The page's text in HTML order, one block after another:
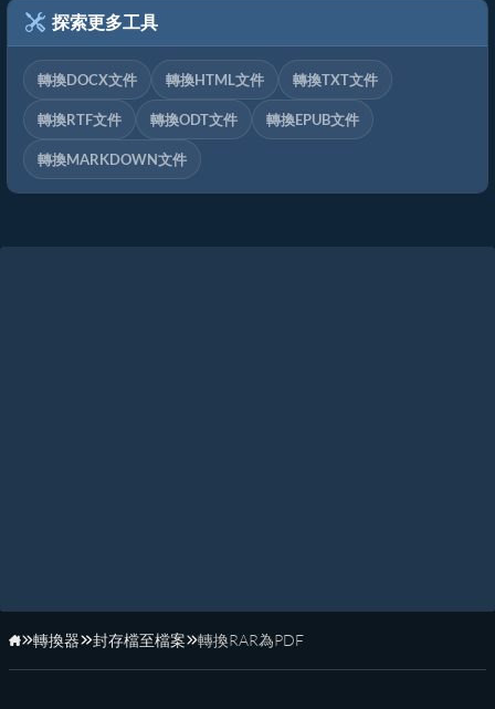
探索更多工具
轉換DOCX文件 轉換HTML文件 轉換TXT文件
轉換RTF文件 轉換ODT文件 轉換EPUB文件
轉換MARKDOWN文件
首頁
轉換器 封存檔至檔案 轉換RAR為PDF